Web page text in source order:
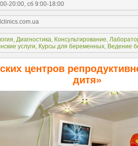
20:00, сб 9:00-18:00
, Диагностика, Консультирование,
услуги, Курсы для беременных, Ведение
центров
дитя»